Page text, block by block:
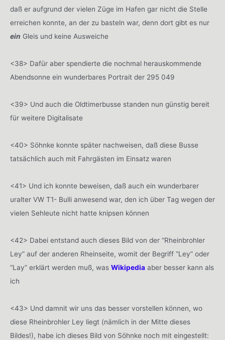
daß er aufgrund der vielen Züge im Hafen gar nicht die Stelle
erreichen konnte, an der zu basteln war, denn dort gibt es nur
ein Gleis und keine Ausweiche
<38> Dafür aber spendierte die nochmal herauskommende
Abendsonne ein wunderbares Portrait der 295 049
<39> Und auch die Oldtimerbusse standen nun günstig bereit
für weitere Digitalisate
<40> Söhnke konnte später nachweisen, daß diese Busse
tatsächlich auch mit Fahrgästen im Einsatz waren
<41> Und ich konnte beweisen, daß auch ein wunderbarer
uralter VW T1- Bulli anwesend war, den ich über Tag wegen der
vielen Sehleute nicht hatte knipsen können
<42> Dabei entstand auch dieses Bild von der “Rheinbrohler
Ley” auf der anderen Rheinseite, womit der Begriff “Ley” oder
“Lay” erklärt werden muß, was Wikipedia aber besser kann als
ich
<43> Und damnit wir uns das besser vorstellen können, wo
diese Rheinbrohler Ley liegt (nämlich in der Mitte dieses
Bildes!), habe ich dieses Bild von Söhnke noch mit eingestellt: